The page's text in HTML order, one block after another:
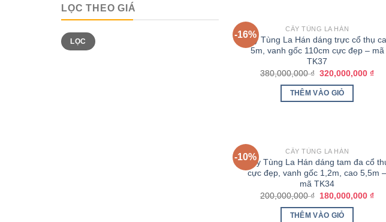
LỌC THEO GIÁ
LỌC
-16%
CÂY TÙNG LA HÁN
Cây Tùng La Hán dáng trực cổ thụ
5m, vanh gốc 110cm cực đẹp – mã
TK37
380,000,000₫ 320,000,000 ₫
THÊM VÀO GIỎ
-10%
CÂY TÙNG LA HÁN
Cây Tùng La Hán dáng tam đa cổ
cực đẹp, vanh gốc 1,2m, cao 5,5m –
mã TK34
200,000,000₫ 180,000,000 ₫
THÊM VÀO GIỎ